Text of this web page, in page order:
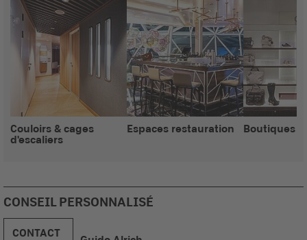
Couloirs & cages
d'escaliers
Espaces restauration Boutiques
CONSEIL PERSONNALISÉ
CONTACT